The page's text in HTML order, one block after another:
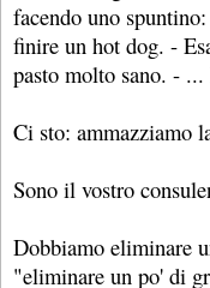
facendo uno
finire un hot dog. -
pasto molto sano. -
Ci sto: ammazziamo
Sono il vostro
Dobbiamo eliminare
"eliminare un po' di